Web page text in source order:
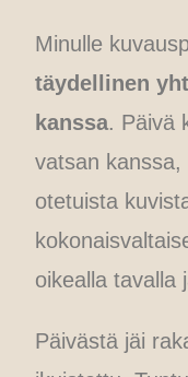
Minulle
täydellinen
kanssa. Päivä
vatsan
otetuista
oikealla tavalla
Päivästä jäi